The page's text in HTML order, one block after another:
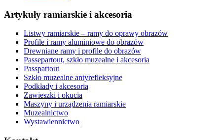
Artykuły ramiarskie i akcesoria
Listwy ramiarskie – ramy do oprawy obrazów
Profile i ramy aluminiowe do obrazów
Drewniane ramy i profile do obrazów
Passepartout, szkło muzealne i akcesoria
Passpartout
Szkło muzealne antyrefleksyjne
Podkłady i akcesoria
Zawieszki i okucia
Maszyny i urządzenia ramiarskie
Muzealnictwo
Wystawiennictwo